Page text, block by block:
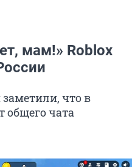
мам!» Roblox
что в
общего чата